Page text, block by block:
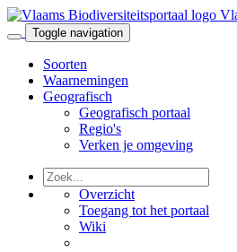
Toggle navigation
Soorten
Waarnemingen
Geografisch
Geografisch portaal
Regio's
Verken je omgeving
Overzicht
Toegang tot het portaal
Wiki